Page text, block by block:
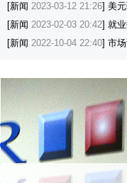
[新闻 2023-03-12 21:26] 美元骤跌
[新闻 2023-02-03 20:42] 就业数据格
[新闻 2022-10-04 22:40] 市场预期美联